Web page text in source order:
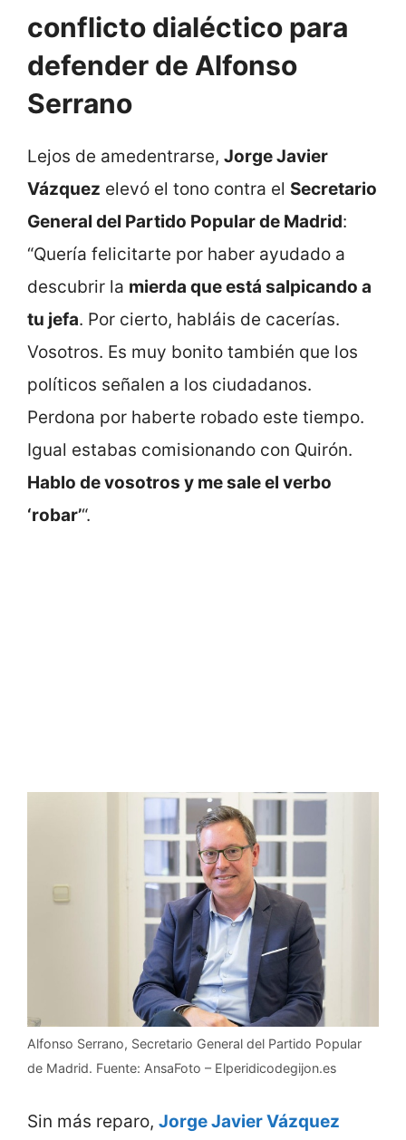
conflicto dialéctico para
defender de Alfonso
Serrano
Lejos de amedentrarse, Jorge Javier
Vázquez elevó el tono contra el Secretario
General del Partido Popular de Madrid:
“Quería felicitarte por haber ayudado a
descubrir la mierda que está salpicando a
tu jefa. Por cierto, habláis de cacerías.
Vosotros. Es muy bonito también que los
políticos señalen a los ciudadanos.
Perdona por haberte robado este tiempo.
Igual estabas comisionando con Quirón.
Hablo de vosotros y me sale el verbo
‘robar’“.
Alfonso Serrano, Secretario General del Partido Popular
de Madrid. Fuente: AnsaFoto – Elperidicodegijon.es
Sin más reparo, Jorge Javier Vázquez